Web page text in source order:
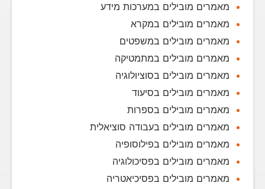
מאמרים מובילים במערכות מידע
מאמרים מובילים במקרא
מאמרים מובילים במשפטים
מאמרים מובילים במתמטיקה
מאמרים מובילים בסוציולוגיה
מאמרים מובילים בסיעוד
מאמרים מובילים בספרות
מאמרים מובילים בעבודה סוציאלית
מאמרים מובילים בפילוסופיה
מאמרים מובילים בפסיכולוגיה
מאמרים מובילים בפסיכיאטריה